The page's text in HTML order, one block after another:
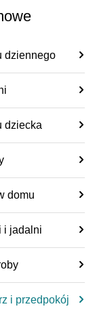
dziennego
dziecka
domu
i jadalni
i przedpokój